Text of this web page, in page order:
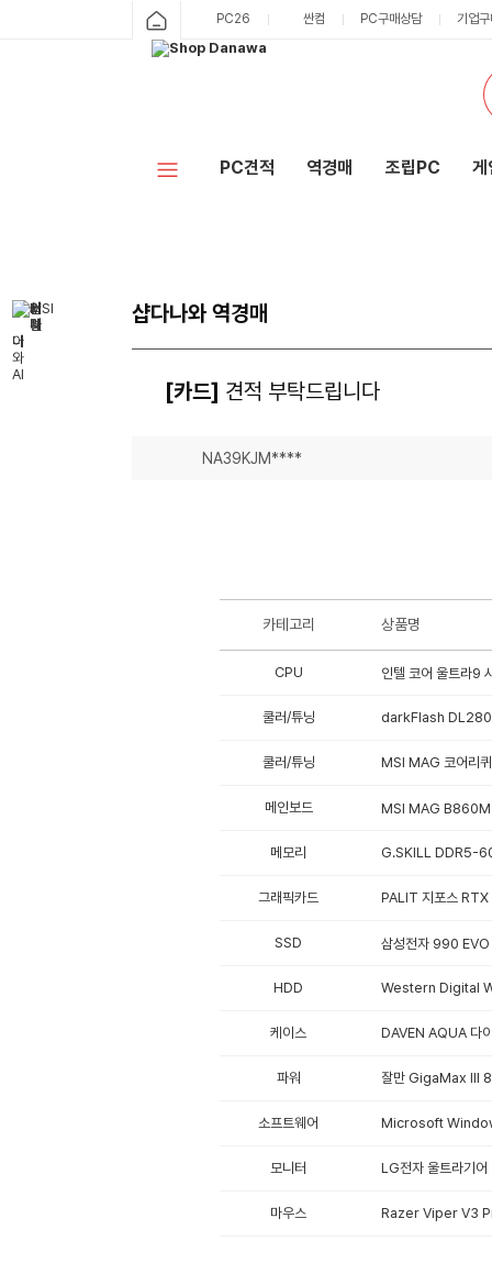
PC26 싼컴 PC구매상담 기업
PC견적 역경매 조립PC 게
샵다나와 역경매
[카드] 견적 부탁드립니다
NA39KJM****
카테고리 상품명
CPU 인텔 코어 울트라9
쿨러/튜닝 darkFlash DL280
쿨러/튜닝 MSI MAG 코어리
메인보드 MSI MAG B860M
메모리 G.SKILL DDR5-
그래픽카드 PALIT 지포스
SSD 삼성전자 990
HDD Western Digital
케이스 DAVEN AQUA 다
파워 잘만 GigaMax III
소프트웨어 Microsoft
모니터 LG전자 울트라기
마우스 Razer Viper V3